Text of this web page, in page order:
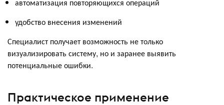
автоматизация повторяющихся операций
удобство внесения изменений
Специалист получает возможность не только
визуализировать систему, но и заранее выявить
потенциальные ошибки.
Практическое применение